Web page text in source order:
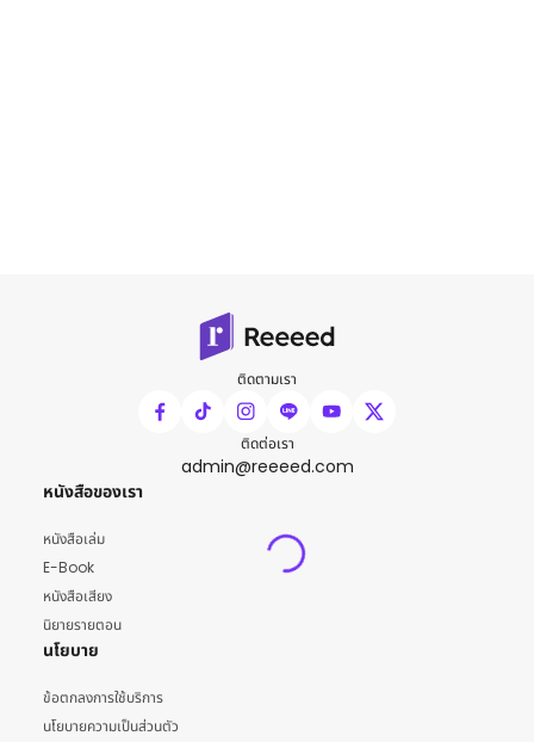
ติดตามเรา
ติดต่อเรา
admin@reeeed.com
หนังสือของเรา
หนังสือเล่ม
E-Book
หนังสือเสียง
นิยายรายตอน
นโยบาย
ข้อตกลงการใช้บริการ
นโยบายความเป็นส่วนตัว